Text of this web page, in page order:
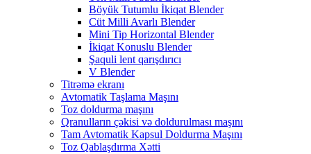
Böyük Tutumlu İkiqat Blender
Cüt Milli Avarlı Blender
Mini Tip Horizontal Blender
İkiqat Konuslu Blender
Şaquli lent qarışdırıcı
V Blender
Titrəmə ekranı
Avtomatik Taşlama Maşını
Toz doldurma maşını
Qranulların çəkisi və doldurulması maşını
Tam Avtomatik Kapsul Doldurma Maşını
Toz Qablaşdırma Xətti